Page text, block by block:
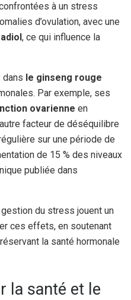
à un stress
d’ovulation, avec une
, ce qui influence la
dans le ginseng rouge
Par exemple, ses
ovarienne en
facteur de déséquilibre
sur une période de
de 15 % des niveaux
publiée dans
du stress jouent un
ces effets, en soutenant
la santé hormonale
la santé et le